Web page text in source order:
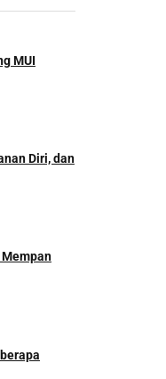
MUI
Diri, dan